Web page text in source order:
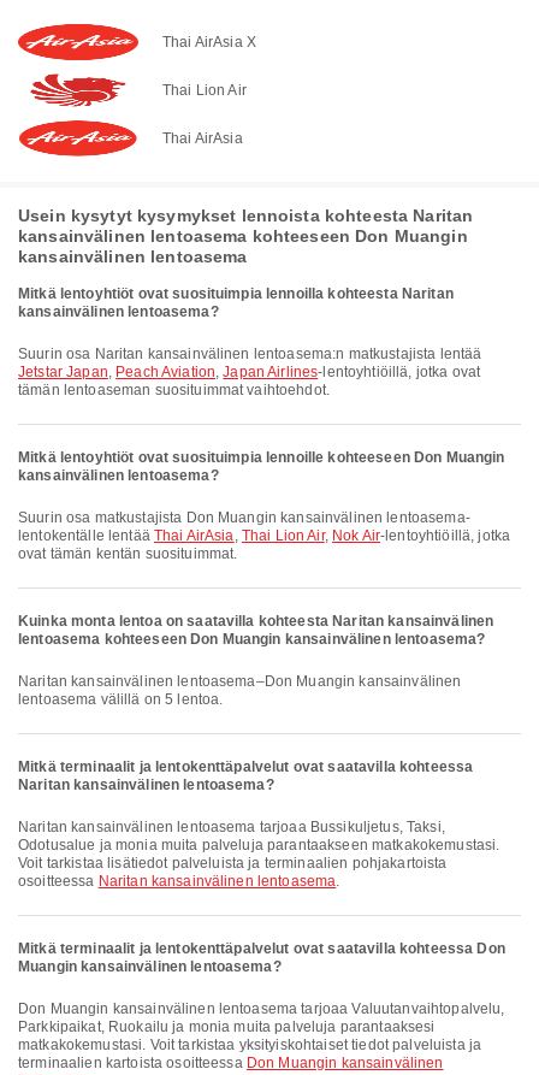
Thai AirAsia X
Thai Lion Air
Thai AirAsia
Usein kysytyt kysymykset lennoista kohteesta Naritan
kansainvälinen lentoasema kohteeseen Don Muangin
kansainvälinen lentoasema
Mitkä lentoyhtiöt ovat suosituimpia lennoilla kohteesta Naritan
kansainvälinen lentoasema?
Suurin osa Naritan kansainvälinen lentoasema:n matkustajista lentää
Jetstar Japan, Peach Aviation,Japan Airlines-lentoyhtiöillä, jotka ovat
tämän lentoaseman suosituimmat vaihtoehdot.
Mitkä lentoyhtiöt ovat suosituimpia lennoille kohteeseen Don Muangin
kansainvälinen lentoasema?
Suurin osa matkustajista Don Muangin kansainvälinen lentoasema-
lentokentälle lentää Thai AirAsia, Thai Lion Air, Nok Air-lentoyhtiöillä, jotka
ovat tämän kentän suosituimmat.
Kuinka monta lentoa on saatavilla kohteesta Naritan kansainvälinen
lentoasema kohteeseen Don Muangin kansainvälinen lentoasema?
Naritan kansainvälinen lentoasema–Don Muangin kansainvälinen
lentoasema välillä on 5 lentoa.
Mitkä terminaalit ja lentokenttäpalvelut ovat saatavilla kohteessa
Naritan kansainvälinen lentoasema?
Naritan kansainvälinen lentoasema tarjoaa Bussikuljetus, Taksi,
Odotusalue ja monia muita palveluja parantaakseen matkakokemustasi.
Voit tarkistaa lisätiedot palveluista ja terminaalien pohjakartoista
osoitteessa Naritan kansainvälinen lentoasema.
Mitkä terminaalit ja lentokenttäpalvelut ovat saatavilla kohteessa Don
Muangin kansainvälinen lentoasema?
Don Muangin kansainvälinen lentoasema tarjoaa Valuutanvaihtopalvelu,
Parkkipaikat, Ruokailu ja monia muita palveluja parantaaksesi
matkakokemustasi. Voit tarkistaa yksityiskohtaiset tiedot palveluista ja
terminaalien kartoista osoitteessa Don Muangin kansainvälinen